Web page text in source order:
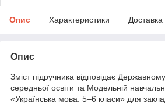
Опис Характеристики Доставка
Опис
Зміст підручника відповідає
середньої освіти та Модельній
«Українська мова. 5–6 класи» для